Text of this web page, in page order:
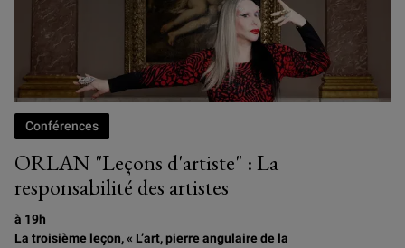
ORLAN "Leçons d'artiste" : La
responsabilité des artistes
Conférences
à 19h
La troisième leçon, « L’art, pierre angulaire de la